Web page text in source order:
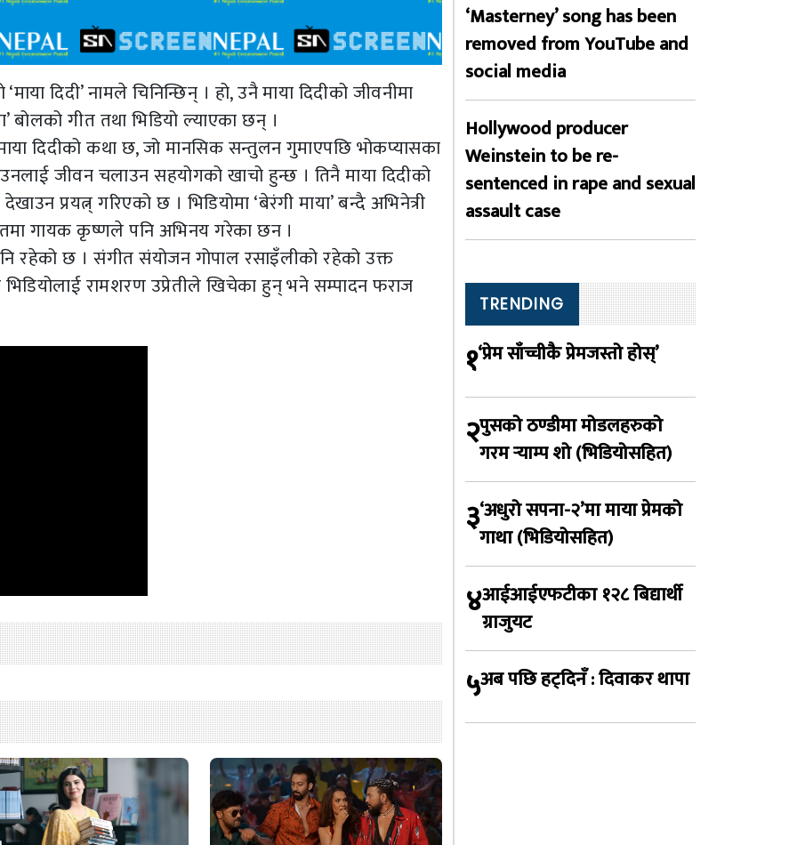
दिदी’ नामले चिनिन्छिन् । हो, उनै माया दिदीको जीवनीमा
बोलको गीत तथा भिडियो ल्याएका छन् ।
दिदीको कथा छ, जो मानसिक सन्तुलन गुमाएपछि भोकप्यासका
जीवन चलाउन सहयोगको खाचो हुन्छ । तिनै माया दिदीको
प्रयत्न् गरिएको छ । भिडियोमा ‘बेरंगी माया’ बन्दै अभिनेत्री
गायक कृष्णले पनि अभिनय गरेका छन ।
रहेको छ । संगीत संयोजन गोपाल रसाइँलीको रहेको उक्त
भिडियोलाई रामशरण उप्रेतीले खिचेका हुन् भने सम्पादन फराज
‘Masterney’ song has been
removed from YouTube and
social media
Hollywood producer
Weinstein to be re-
sentenced in rape and sexual
assault case
TRENDING
१‘प्रेम साँच्चीकै प्रेमजस्तो होस्’
२पुसको ठण्डीमा मोडलहरुको
गरम र्‍याम्प शो (भिडियोसहित)
३‘अधुरो सपना-२’मा माया प्रेमको
गाथा (भिडियोसहित)
४आईआईएफटीका १२८ बिद्यार्थी
ग्राजुयट
५अब पछि हट्दिनँ : दिवाकर थापा